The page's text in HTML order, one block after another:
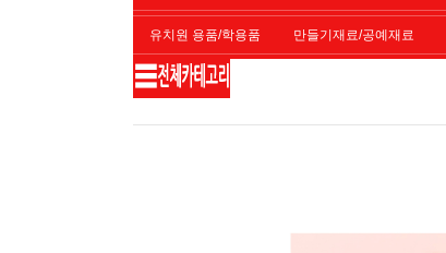
유치원 용품/학용품 만들기재료/공예재료
재단/제본/코팅